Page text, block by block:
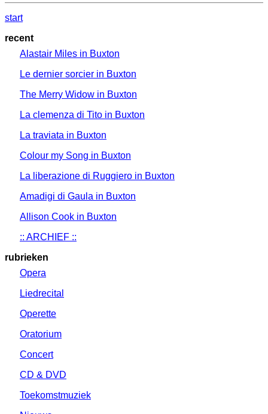
start
recent
Alastair Miles in Buxton
Le dernier sorcier in Buxton
The Merry Widow in Buxton
La clemenza di Tito in Buxton
La traviata in Buxton
Colour my Song in Buxton
La liberazione di Ruggiero in Buxton
Amadigi di Gaula in Buxton
Allison Cook in Buxton
:: ARCHIEF ::
rubrieken
Opera
Liedrecital
Operette
Oratorium
Concert
CD & DVD
Toekomstmuziek